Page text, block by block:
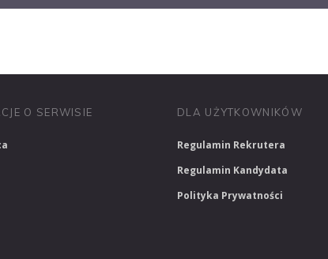
O SERWISIE DLA UŻYTKOWNIKÓW
Regulamin Rekrutera
Regulamin Kandydata
Polityka Prywatności